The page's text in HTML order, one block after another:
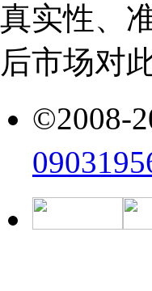
真实性、
后市场对
©2008-